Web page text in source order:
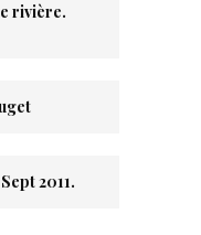
rivière.
2011.